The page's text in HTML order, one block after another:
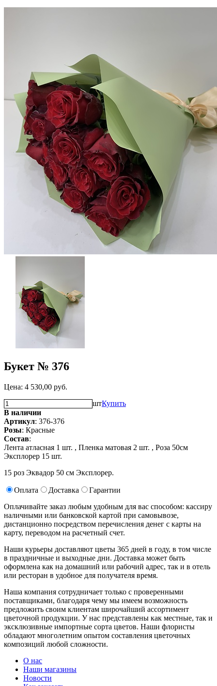
Букет № 376
Цена: 4 530,00 руб.
штКупить
В наличии
Артикул: 376-376
Розы: Красные
Состав:
Лента атласная 1 шт. , Пленка матовая 2 шт. , Роза 50см
Эксплорер 15 шт.
15 роз Эквадор 50 см Эксплорер.
Оплата Доставка
Гарантии
Оплачивайте заказ любым удобным для вас способом: кассиру
наличными или банковской картой при самовывозе,
дистанционно посредством перечисления денег с карты на
карту, переводом на расчетный счет.
Наши курьеры доставляют цветы 365 дней в году, в том числе
в праздничные и выходные дни. Доставка может быть
оформлена как на домашний или рабочий адрес, так и в отель
или ресторан в удобное для получателя время.
Наша компания сотрудничает только с проверенными
поставщиками, благодаря чему мы имеем возможность
предложить своим клиентам широчайший ассортимент
цветочной продукции. У нас представлены как местные, так и
эксклюзивные импортные сорта цветов. Наши флористы
обладают многолетним опытом составления цветочных
композиций любой сложности.
О нас
Наши магазины
Новости